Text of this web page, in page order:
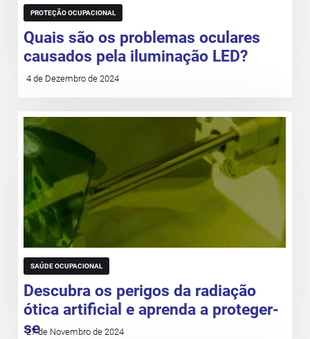
PROTEÇÃO OCUPACIONAL
Quais são os problemas oculares
causados pela iluminação LED?
4 de Dezembro de 2024
SAÚDE OCUPACIONAL
Descubra os perigos da radiação
ótica artificial e aprenda a proteger-
se
27 de Novembro de 2024